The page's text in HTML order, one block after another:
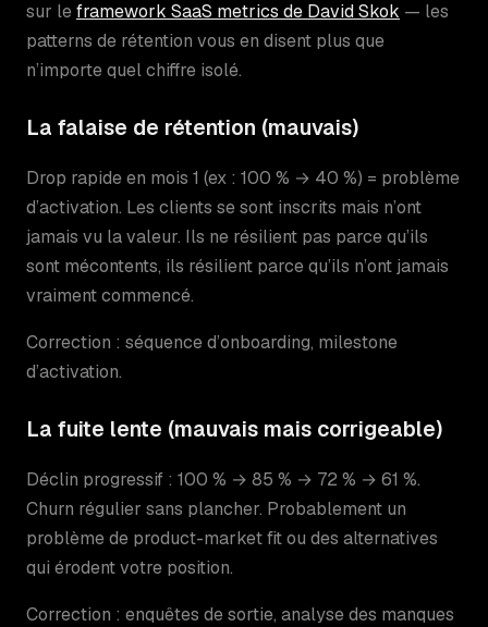
sur le framework SaaS metrics de David Skok — les
patterns de rétention vous en disent plus que
n’importe quel chiffre isolé.
La falaise de rétention (mauvais)
Drop rapide en mois 1 (ex : 100 % → 40 %) = problème
d’activation. Les clients se sont inscrits mais n’ont
jamais vu la valeur. Ils ne résilient pas parce qu’ils
sont mécontents, ils résilient parce qu’ils n’ont jamais
vraiment commencé.
Correction : séquence d’onboarding, milestone
d’activation.
La fuite lente (mauvais mais corrigeable)
Déclin progressif : 100 % → 85 % → 72 % → 61 %.
Churn régulier sans plancher. Probablement un
problème de product-market fit ou des alternatives
qui érodent votre position.
Correction : enquêtes de sortie, analyse des manques